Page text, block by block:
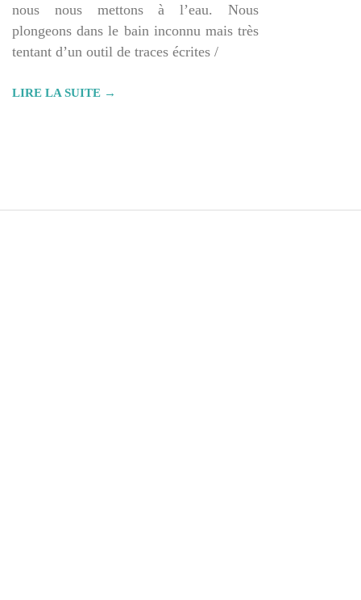
nous nous mettons à l’eau. Nous
plongeons dans le bain inconnu mais très
tentant d’un outil de traces écrites /
LIRE LA SUITE →